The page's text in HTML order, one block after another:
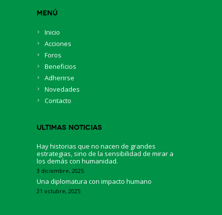
Menú
Inicio
Acciones
Foros
Beneficios
Adherirse
Novedades
Contacto
Ultimas Noticias
Hay historias que no nacen de grandes
estrategias, sino de la sensibilidad de mirar a
los demás con humanidad.
3 diciembre, 2025
Una diplomatura con impacto humano
21 octubre, 2025